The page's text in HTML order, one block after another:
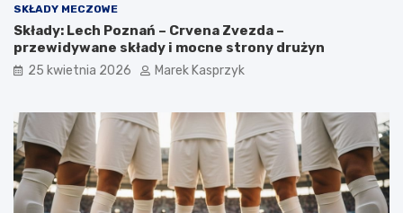
SKŁADY MECZOWE
Składy: Lech Poznań – Crvena Zvezda –
przewidywane składy i mocne strony drużyn
25 kwietnia 2026 Marek Kasprzyk